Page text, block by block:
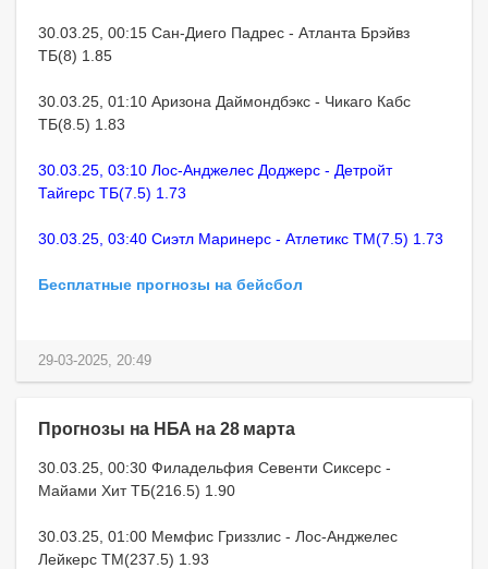
30.03.25, 00:15 Сан-Диего Падрес - Атланта Брэйвз
ТБ(8) 1.85
30.03.25, 01:10 Аризона Даймондбэкс - Чикаго Кабс
ТБ(8.5) 1.83
30.03.25, 03:10 Лос-Анджелес Доджерс - Детройт
Тайгерс ТБ(7.5) 1.73
30.03.25, 03:40 Сиэтл Маринерс - Атлетикс ТМ(7.5) 1.73
Бесплатные прогнозы на бейсбол
29-03-2025, 20:49
Прогнозы на НБА на 28 марта
30.03.25, 00:30 Филадельфия Севенти Сиксерс -
Майами Хит ТБ(216.5) 1.90
30.03.25, 01:00 Мемфис Гриззлис - Лос-Анджелес
Лейкерс ТМ(237.5) 1.93